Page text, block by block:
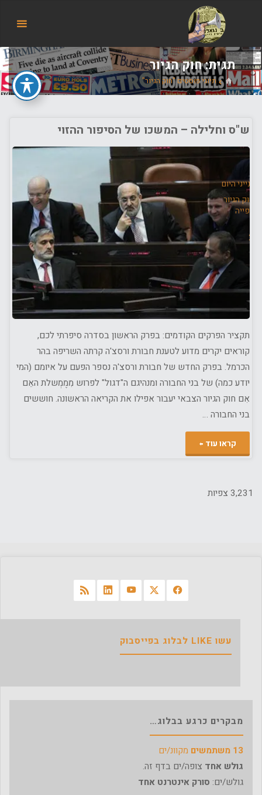
של
אודי
בורג
תגית:חוק הגיור
ביתתיוגי פוסטים "חוק הגיור"
ש"ס וחלילה – המשכו של הסיפור ההזוי
ענייני היום
חוק הגיור
כפייה
תקציר הפרקים הקודמים: בפרק הראשון בסדרה סיפרתי לכם,
קוראים יקרים מדוע לטענת חבורת ורסצ'ה קרתה השריפה בהר
הכרמל. בפרק החדש של חבורת ורסצ'ה נספר הפעם על איומם (המי
יודע כמה) של בני החבורה ומנהיגם ה"דגול" לפרוש מִמֶמְשלת האֵם
אִם חוק הגיור הצבאי יעבור אפילו את הקריאה הראשונה. חוששים
בני החבורה …
קראו עוד
ההזוי"
3,231 צפיות
עשו LIKE לבלוג בפייסבוק
מבקרים כרגע בבלוג…
13 משתמשים
מקוונ/ים
גולש אחד צופה/ים בדף זה.
גולש/ים: סורק אינטרנט אחד